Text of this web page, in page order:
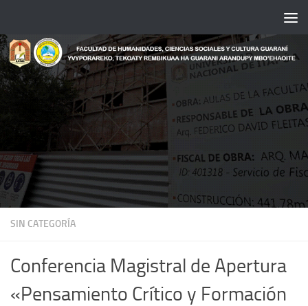
SIN CATEGORÍA
Conferencia Magistral de Apertura
«Pensamiento Crítico y Formación